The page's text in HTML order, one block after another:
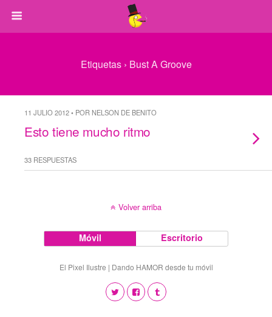
Etiquetas › Bust A Groove
11 JULIO 2012 • POR NELSON DE BENITO
Esto tiene mucho ritmo
33 RESPUESTAS
Volver arriba
Móvil Escritorio
El Pixel Ilustre | Dando HAMOR desde tu móvil